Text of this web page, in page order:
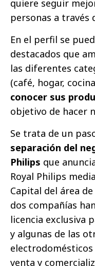
quiere seguir
personas a través
En el perfil se
destacados que
las diferentes
(café, hogar,
conocer sus
objetivo de hacer
Se trata de un
separación del
Philips que
Royal Philips
Capital del área
dos compañías
licencia exclusiva
y algunas de las
venta y